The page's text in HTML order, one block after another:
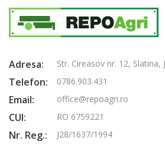
Adresa: Str. Cireasov nr. 12, Slatina,
Telefon: 0786.903.431
Email: office@repoagri.ro
CUI: RO 6759221
Nr. Reg.: J28/1637/1994